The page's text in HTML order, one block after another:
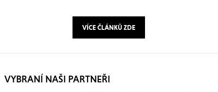
VÍCE ČLÁNKŮ ZDE
VYBRANÍ NAŠI PARTNEŘI